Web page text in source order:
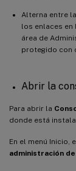
Alterna entre
los enlaces en
área de
protegido con
Abrir la
Para abrir la
donde está
En el menú Inicio,
administración